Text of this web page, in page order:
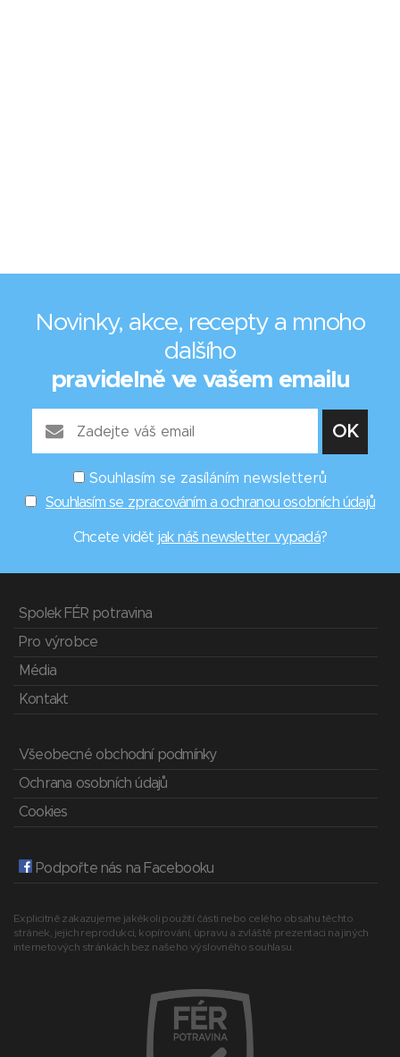
Novinky, akce, recepty a mnoho
dalšího
pravidelně ve vašem emailu
Souhlasím se zasíláním newsletterů
Souhlasím se zpracováním a ochranou osobních údajů
Chcete vidět jak náš newsletter vypadá?
Spolek FÉR potravina
Pro výrobce
Média
Kontakt
Všeobecné obchodní podmínky
Ochrana osobních údajů
Cookies
Podpořte nás na Facebooku
Explicitně zakazujeme jakékoli použití části nebo celého obsahu těchto
stránek, jejich reprodukci, kopírování, úpravu a zvláště prezentaci na jiných
internetových stránkách bez našeho výslovného souhlasu.